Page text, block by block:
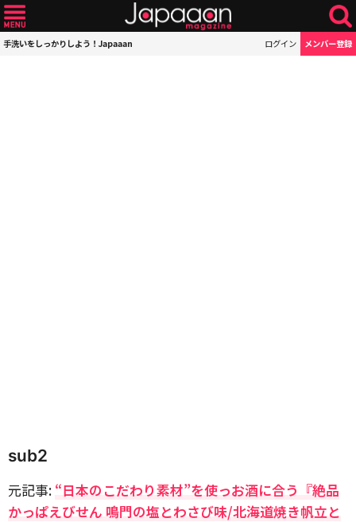
手洗いをしっかりしよう！Japaaan ログイン メンバー登録
sub2
元記事: “日本のこだわり素材”を使っお酒に合う『絶品
かっぱえびせん 鳴門の塩とわさび味/北海道焼き帆立と